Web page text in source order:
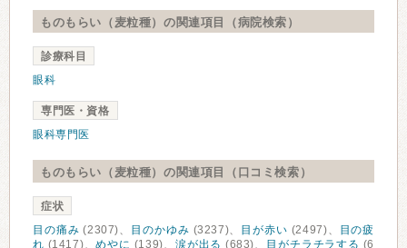
ものもらい（麦粒種）の関連項目（病院検索）
診療科目
眼科
専門医・資格
眼科専門医
ものもらい（麦粒種）の関連項目（口コミ検索）
症状
目の痛み (2307)、 目のかゆみ (3237)、 目が赤い (2497)、
目の疲
れ (1417)、めやに (139)、 涙が出る (683)、 目がチラチラする (6